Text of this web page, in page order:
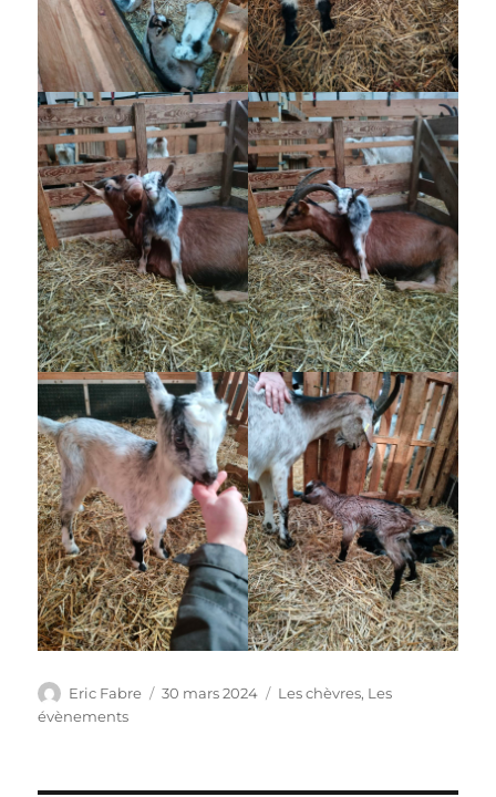
Auteur
Eric Fabre
Publié
30 mars 2024 Catégories
Les chèvres, Les
évènements